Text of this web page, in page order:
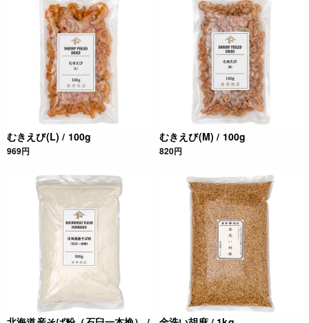
むきえび(L) / 100g
969円
むきえび(M) / 100g
820円